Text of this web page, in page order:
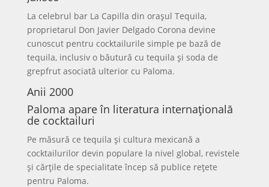
La celebrul bar La Capilla din orașul Tequila,
proprietarul Don Javier Delgado Corona devine
cunoscut pentru cocktailurile simple pe bază de
tequila, inclusiv o băutură cu tequila și soda de
grepfrut asociată ulterior cu Paloma.
Anii 2000
Paloma apare în literatura internațională
de cocktailuri
Pe măsură ce tequila și cultura mexicană a
cocktailurilor devin populare la nivel global, revistele
și cărțile de specialitate încep să publice rețete
pentru Paloma.